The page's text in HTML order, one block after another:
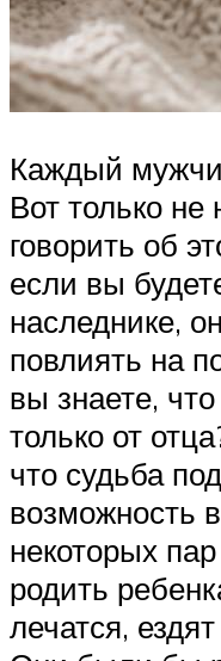
Каждый
Вот только
говорить об
если вы
наследнике,
повлиять на
вы знаете,
только от
что судьба
возможность
некоторых
родить
лечатся,